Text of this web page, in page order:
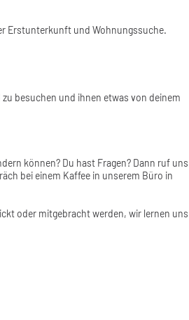
Erstunterkunft und Wohnungssuche.
besuchen und ihnen etwas von deinem
können? Du hast Fragen? Dann ruf uns
bei einem Kaffee in unserem Büro in
oder mitgebracht werden, wir lernen uns